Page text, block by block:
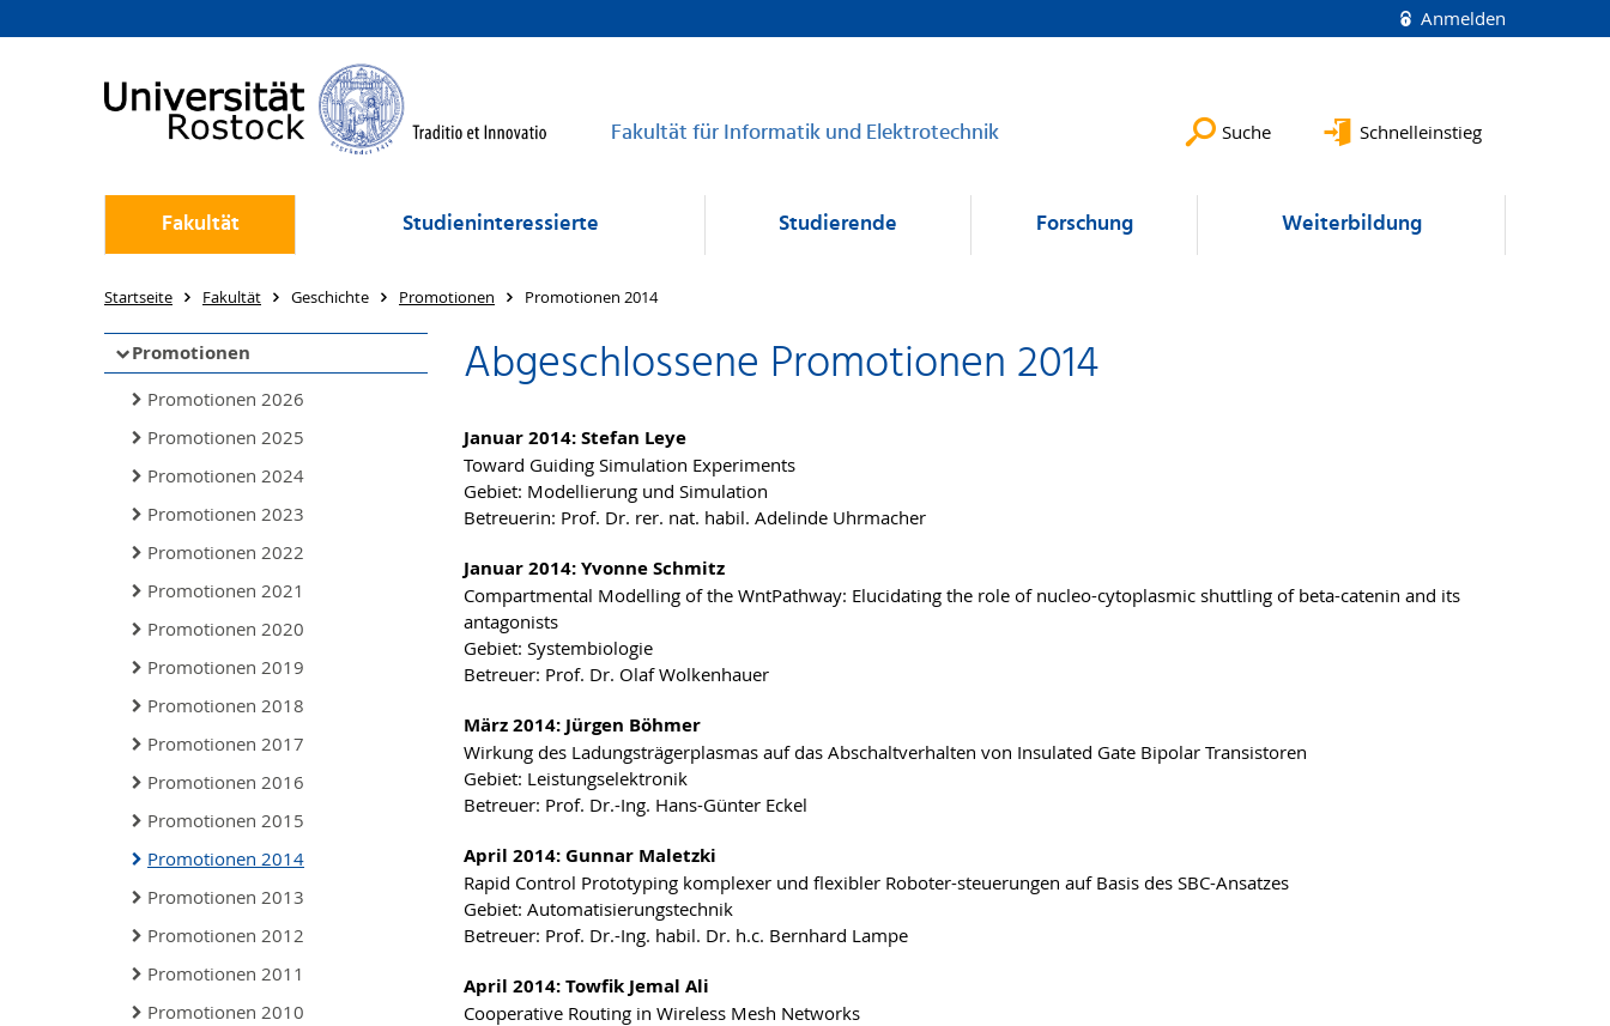
Anmelden
Fakultät für Informatik und Elektrotechnik Suche Schnelleinstieg
Fakultät Studieninteressierte Studierende Forschung Weiterbildung
Startseite Fakultät Geschichte Promotionen Promotionen 2014
Promotionen
Promotionen 2026
Promotionen 2025
Promotionen 2024
Promotionen 2023
Promotionen 2022
Promotionen 2021
Promotionen 2020
Promotionen 2019
Promotionen 2018
Promotionen 2017
Promotionen 2016
Promotionen 2015
Promotionen 2014
Promotionen 2013
Promotionen 2012
Promotionen 2011
Promotionen 2010
Abgeschlossene Promotionen 2014
Januar 2014: Stefan Leye
Toward Guiding Simulation Experiments
Gebiet: Modellierung und Simulation
Betreuerin: Prof. Dr. rer. nat. habil. Adelinde Uhrmacher
Januar 2014: Yvonne Schmitz
Compartmental Modelling of the WntPathway: Elucidating the role of nucleo-cytoplasmic shuttling of beta-catenin and its
antagonists
Gebiet: Systembiologie
Betreuer: Prof. Dr. Olaf Wolkenhauer
März 2014: Jürgen Böhmer
Wirkung des Ladungsträgerplasmas auf das Abschaltverhalten von Insulated Gate Bipolar Transistoren
Gebiet: Leistungselektronik
Betreuer: Prof. Dr.-Ing. Hans-Günter Eckel
April 2014: Gunnar Maletzki
Rapid Control Prototyping komplexer und flexibler Roboter-steuerungen auf Basis des SBC-Ansatzes
Gebiet: Automatisierungstechnik
Betreuer: Prof. Dr.-Ing. habil. Dr. h.c. Bernhard Lampe
April 2014: Towfik Jemal Ali
Cooperative Routing in Wireless Mesh Networks